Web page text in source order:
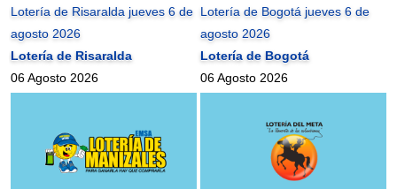
Lotería de Risaralda jueves 6 de
agosto 2026
Lotería de Risaralda
06 Agosto 2026
Lotería de Bogotá jueves 6 de
agosto 2026
Lotería de Bogotá
06 Agosto 2026